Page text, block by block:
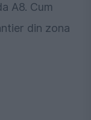
A8. Cum
din zona